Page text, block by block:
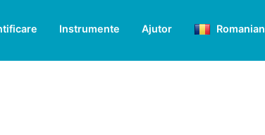
Instrumente Ajutor Romanian